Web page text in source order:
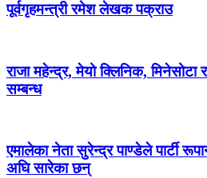
पूर्वगृहमन्त्री रमेश लेखक पक्राउ
राजा महेन्द्र, मेयो क्लिनिक,
सम्बन्ध
एमालेका नेता सुरेन्द्र पाण्डेले पार्टी
अघि सारेका छन्